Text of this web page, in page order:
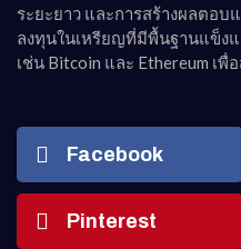
ระยะยาว และการสร้างผลตอ
ลงทุนในเหรียญที่มีพื้นฐานแข็ง
เช่น Bitcoin และ Ethereum เพื่
Facebook
Pinterest